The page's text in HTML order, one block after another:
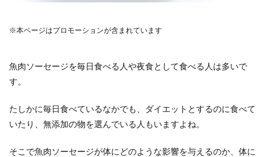
※本ページはプロモーションが含まれています
魚肉ソーセージを毎日食べる人や夜食として食べる人は多いで
す。
たしかに毎日食べているなかでも、ダイエットとするのに食べて
いたり、無添加の物を選んでいる人もいますよね。
そこで魚肉ソーセージが体にどのような影響を与えるのか、体に